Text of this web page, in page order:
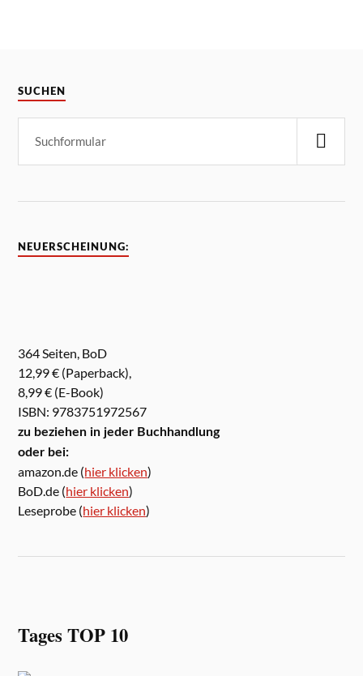
SUCHEN
NEUERSCHEINUNG:
364 Seiten, BoD
12,99 € (Paperback),
8,99 € (E-Book)
ISBN: 9783751972567
zu beziehen in jeder Buchhandlung
oder bei:
amazon.de (hier klicken)
BoD.de (hier klicken)
Leseprobe (hier klicken)
Tages TOP 10